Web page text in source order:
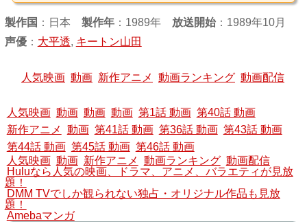
製作国 ： 日本 製作年：1989年 放送開始：1989年10月
声優： 大平透, キートン山田
人気映画 動画 新作アニメ 動画ランキング 動画配信
人気映画 動画 動画 動画 第1話 動画 第40話 動画
新作アニメ
動画 第41話 動画 第36話 動画 第43話 動画
第44話 動画 第45話 動画 第46話 動画
人気映画 動画 新作アニメ 動画ランキング 動画配信
Huluなら人気の映画、ドラマ、アニメ、バラエティが見放
題！
DMM TVでしか観られない独占・オリジナル作品も見放
題！
Amebaマンガ